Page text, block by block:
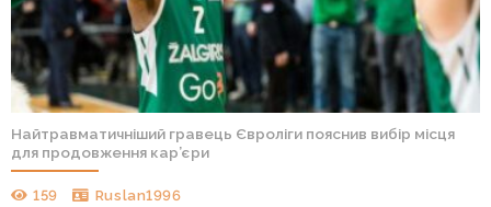
Найтравматичніший гравець Євроліги пояснив вибір місця
для продовження кар’єри
159 Ruslan1996